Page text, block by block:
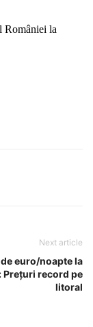
României la
Next article
euro/noapte la
Prețuri record pe
litoral